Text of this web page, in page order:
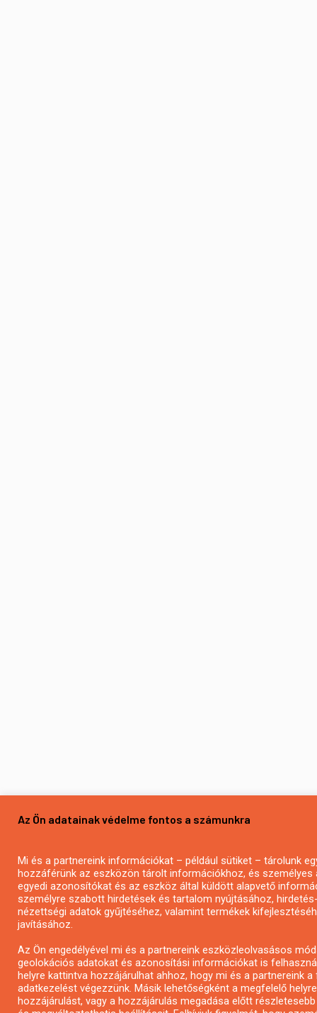
Az Ön adatainak védelme fontos a számunkra
Mi és a partnereink információkat – például sütiket – tárolunk
hozzáférünk az eszközön tárolt információkhoz, és személyes
egyedi azonosítókat és az eszköz által küldött alapvető
személyre szabott hirdetések és tartalom nyújtásához,
nézettségi adatok gyűjtéséhez, valamint termékek
javításához.
Az Ön engedélyével mi és a partnereink eszközleolvasásos
geolokációs adatokat és azonosítási információkat is
helyre kattintva hozzájárulhat ahhoz, hogy mi és a partnereink
adatkezelést végezzünk. Másik lehetőségként a megfelelő
hozzájárulást, vagy a hozzájárulás megadása előtt